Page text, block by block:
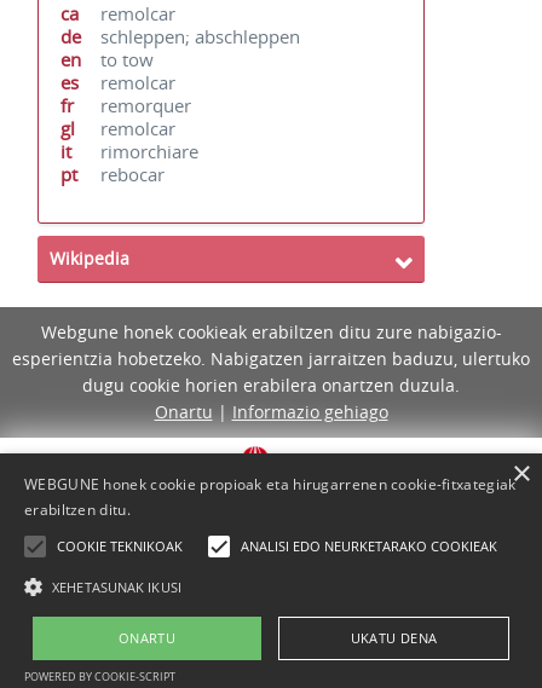
ca
remolcar
de
schleppen; abschleppen
en
to tow
es
remolcar
fr
remorquer
gl
remolcar
it
rimorchiare
pt
rebocar
Wikipedia
Webgune honek cookieak erabiltzen ditu zure nabigazio-
esperientzia hobetzeko. Nabigatzen jarraitzen baduzu, ulertuko
dugu cookie horien erabilera onartzen duzula.
Onartu | Informazio gehiago
Lege-oharra Cookie-politika Laguntza
Kontaktua
WEBGUNE honek cookie propioak eta hirugarrenen cookie-fitxategiak
erabiltzen ditu.
COOKIE TEKNIKOAK ANALISI EDO NEURKETARAKO COOKIEAK
XEHETASUNAK IKUSI
ONARTU UKATU DENA
POWERED BY COOKIE-SCRIPT
×